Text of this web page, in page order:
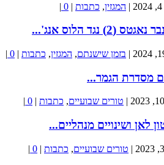
| המגזין, כתבות |
0
|
| בזמן שישנתם, המגזין, כתבות |
0
|
טורים שבועיים, כתבות 0
| טורים שבועיים, כתבות |
0
|